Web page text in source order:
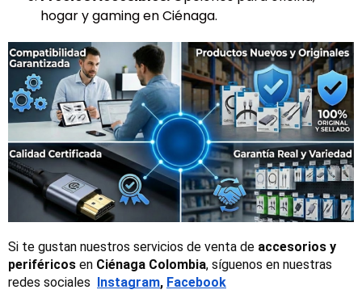
hogar y gaming en Ciénaga.
Si te gustan nuestros servicios de venta de accesorios y
periféricos en Ciénaga Colombia, síguenos en nuestras
redes sociales Instagram, Facebook